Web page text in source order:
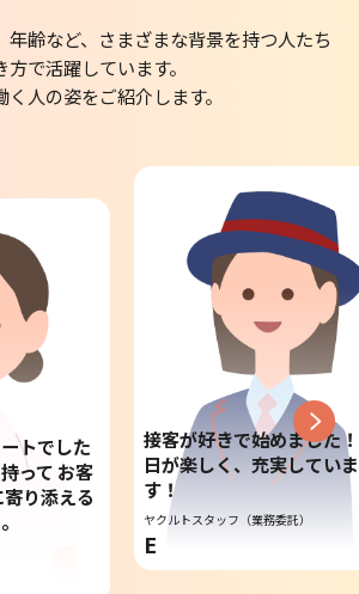
年齢など、さまざまな背景を持つ人たち
で活躍しています。
人の姿をご紹介します。
トでした
って お客
り添える
接客が好きで始めました
日が楽しく、充実していま
す！
ヤクルトスタッフ（業務委託）
E